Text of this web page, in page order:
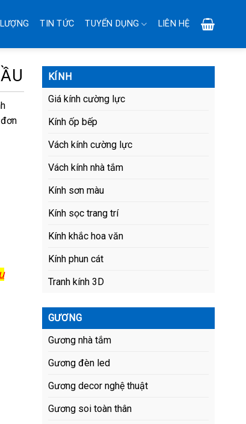
TIN TỨC TUYỂN DỤNG LIÊN HỆ
KÍNH
Giá kính cường lực
Kính ốp bếp
Vách kính cường lực
Vách kính nhà tắm
Kính sơn màu
Kính sọc trang trí
Kính khắc hoa văn
Kính phun cát
Tranh kính 3D
GƯƠNG
Gương nhà tắm
Gương đèn led
Gương decor nghệ thuật
Gương soi toàn thân